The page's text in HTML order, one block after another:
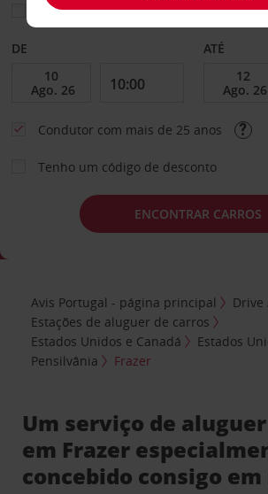
Escolher uma estação de devolução
DE ATÉ
Condutor com mais de 25 anos
Tenho um código de desconto
ENCONTRAR CARROS
Avis Portugal - página principal
Drive
Estações de aluguer de carros
Estados Unidos e Canadá
Estados
Pensilvânia
Frazer
Um serviço de
em Frazer
concebido consigo